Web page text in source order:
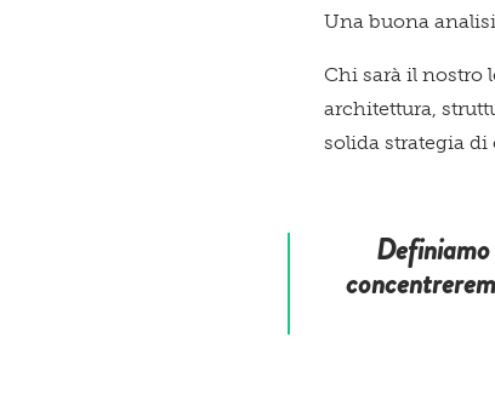
Una buona
Chi sarà il nostro
architettura,
solida strategia